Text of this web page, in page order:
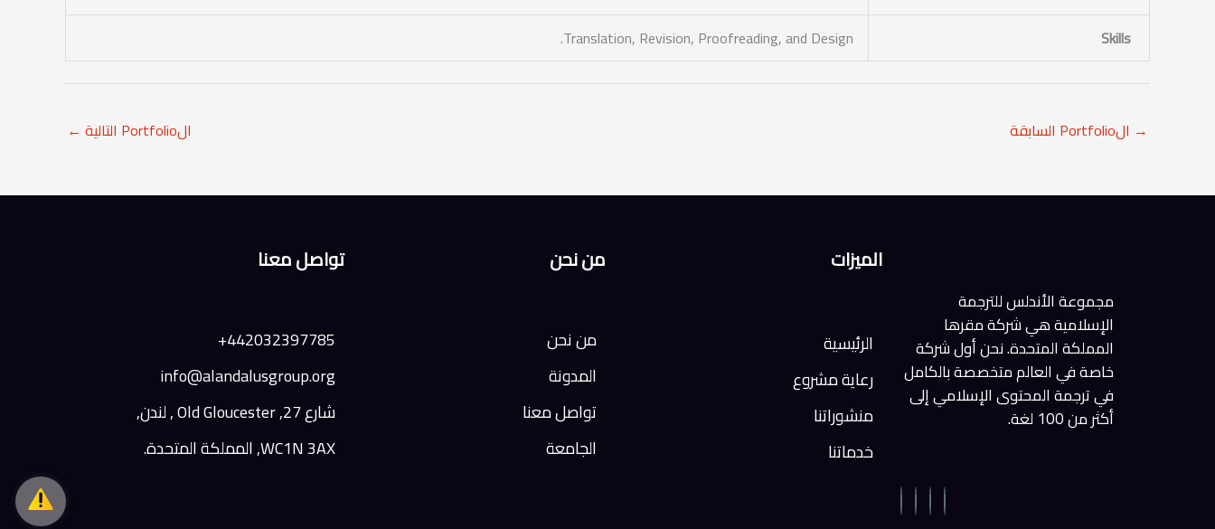
Skills
Translation, Revision, Proofreading, and Design.
→ الPortfolio السابقة الPortfolio التالية ←
مجموعة الأندلس للترجمة
الإسلامية هي شركة مقرها
المملكة المتحدة. نحن أول شركة
خاصة في العالم متخصصة بالكامل
في ترجمة المحتوى الإسلامي إلى
أكثر من 100 لغة.
الميزات
الرئيسية
رعاية مشروع
منشوراتنا
خدماتنا
من نحن
من نحن
المدونة
تواصل معنا
الجامعة
تواصل معنا
442032397785+
info@alandalusgroup.org
شارع 27, Old Gloucester , لندن,
WC1N 3AX, المملكة المتحدة.